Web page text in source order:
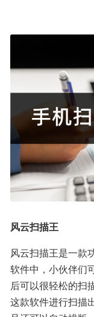
风云扫描王
风云扫描王是一款
软件中，小伙伴们
后可以很轻松的扫
这款软件进行扫描